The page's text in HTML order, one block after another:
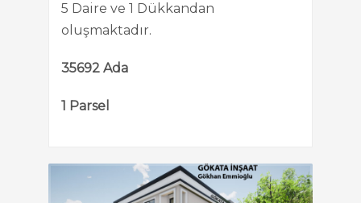
5 Daire ve 1 Dükkandan
oluşmaktadır.
35692 Ada
1 Parsel